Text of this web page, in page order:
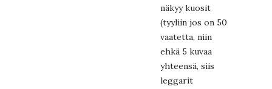
näkyy kuosit
(tyyliin jos on 50
vaatetta, niin
ehkä 5 kuvaa
yhteensä, siis
leggarit